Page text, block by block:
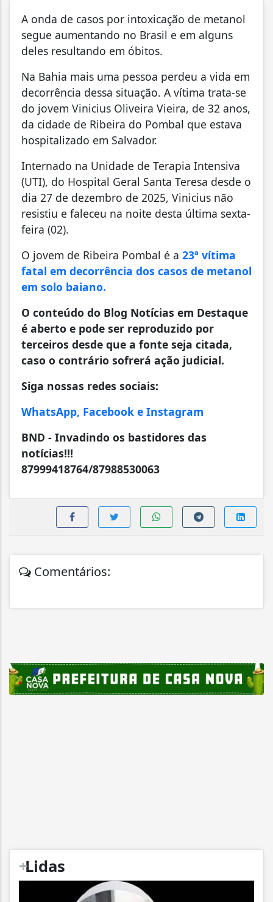
A onda de casos por intoxicação de metanol
segue aumentando no Brasil e em alguns
deles resultando em óbitos.
Na Bahia mais uma pessoa perdeu a vida em
decorrência dessa situação. A vítima trata-se
do jovem Vinicius Oliveira Vieira, de 32 anos,
da cidade de Ribeira do Pombal que estava
hospitalizado em Salvador.
Internado na Unidade de Terapia Intensiva
(UTI), do Hospital Geral Santa Teresa desde o
dia 27 de dezembro de 2025, Vinicius não
resistiu e faleceu na noite desta última sexta-
feira (02).
O jovem de Ribeira Pombal é a 23ª vítima
fatal em decorrência dos casos de metanol
em solo baiano.
O conteúdo do Blog Notícias em Destaque
é aberto e pode ser reproduzido por
terceiros desde que a fonte seja citada,
caso o contrário sofrerá ação judicial.
Siga nossas redes sociais:
WhatsApp, Facebook e Instagram
BND - Invadindo os bastidores das
notícias!!!
87999418764/87988530063
Comentários:
+
Lidas